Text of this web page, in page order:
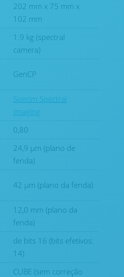
202 mm x 75 mm x
102 mm
1.9 kg (spectral
camera)
GenCP
Specim Spectral
Imaging
0,80
24,9 μm (plano de
fenda)
42 μm (plano da fenda)
12,0 mm (plano da
fenda)
de bits 16 (bits efetivos:
14)
CUBE (sem correção